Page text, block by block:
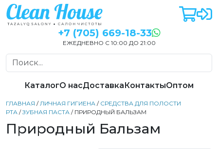
+7 (705) 669-18-33
ЕЖЕДНЕВНО С 10:00 ДО 21:00
КаталогО насДоставкаКонтактыОптом
ГЛАВНАЯ /ЛИЧНАЯ ГИГИЕНА / СРЕДСТВА ДЛЯ ПОЛОСТИ
РТА /ЗУБНАЯ ПАСТА / ПРИРОДНЫЙ БАЛЬЗАМ
Природный Бальзам